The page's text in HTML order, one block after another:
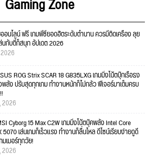
ออนไลน์ ฟรี เกมพีซียอดฮิตระดับตำนาน ควรมีติดเครื่อง ลุย
นกับตี้ก็สนุก อัปเดต 2026
ROG Strix SCAR 18 G835LXG เกมมิ่งโน้ตบุ๊กเรือธง
ลัง ปรับสุดทุกเกม ทำงานหนักก็ไม่กลัว ฟีเจอร์มาเต็มครบ
2026
Cyborg 15 Max C2W เกมมิ่งโน้ตบุ๊คพลัง Intel Core
5070 เล่นเกมก็เร็วแรง ทำงานก็ลื่นไหล ดีไซน์เรียบง่ายดูดี
มเมอร์ทุกวัย!
2026